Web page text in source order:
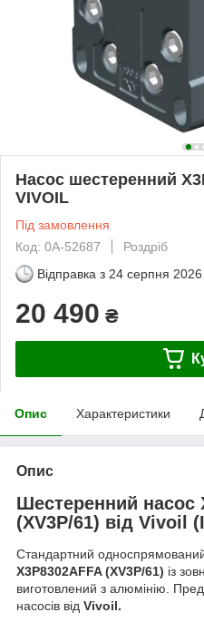
Насос шестеренний
VIVOIL
Під замовлення
Код: 0А-52687
Роздріб
Відправка з 24 серпня 2026
20 490 ₴
Опис Характеристики
Опис
Шестеренний насос
(XV3P/61) від Vivoil
Стандартний односпрямований
X3P8302AFFA (XV3P/61) із
виготовлений з алюмінію.
насосів від Vivoil.